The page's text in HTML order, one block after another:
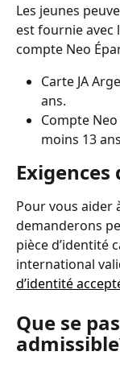
Les jeunes
est fournie avec
compte Neo
Carte JA
ans.
Compte
moins 13
Pour vous aider
demanderons
pièce d’identité
international
d’identité
Que se